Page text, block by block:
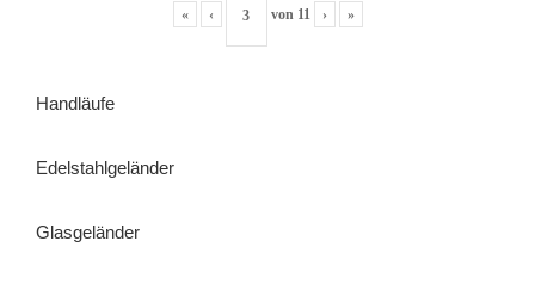
« ‹ von 11 › »
Handläufe
Edelstahlgeländer
Glasgeländer